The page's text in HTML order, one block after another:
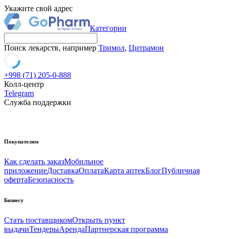
Укажите свой адрес
Категории
Поиск лекарств, например Тримол, Цитрамон
+998 (71) 205-0-888
Колл-центр
Telegram
Служба поддержки
Покупателям
Как сделать заказМобильное
приложениеДоставкаОплатаКарта аптекБлогПубличная
офертаБезопасность
Бизнесу
Стать поставщикомОткрыть пункт
выдачиТендерыАрендаПартнерская программа